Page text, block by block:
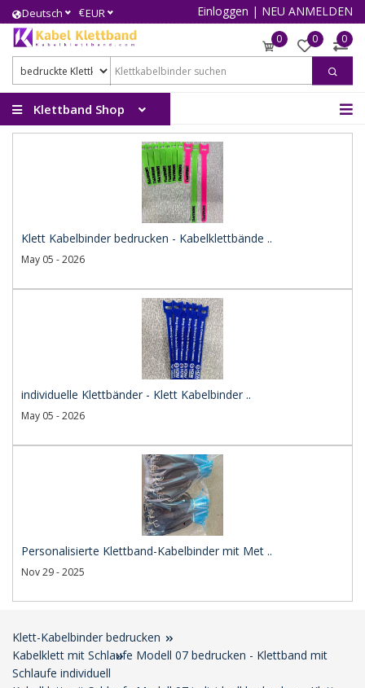
Deutsch €EUR Einloggen | NEU ANMELDEN
0 0 0
Klettband Shop
Klett Kabelbinder bedrucken - Kabelklettbände ..
May 05 - 2026
individuelle Klettbänder - Klett Kabelbinder ..
May 05 - 2026
Personalisierte Klettband-Kabelbinder mit Met ..
Nov 29 - 2025
Klett-Kabelbinder bedrucken
Kabelklett mit Schlaufe Modell 07 bedrucken - Klettband mit
Schlaufe individuell